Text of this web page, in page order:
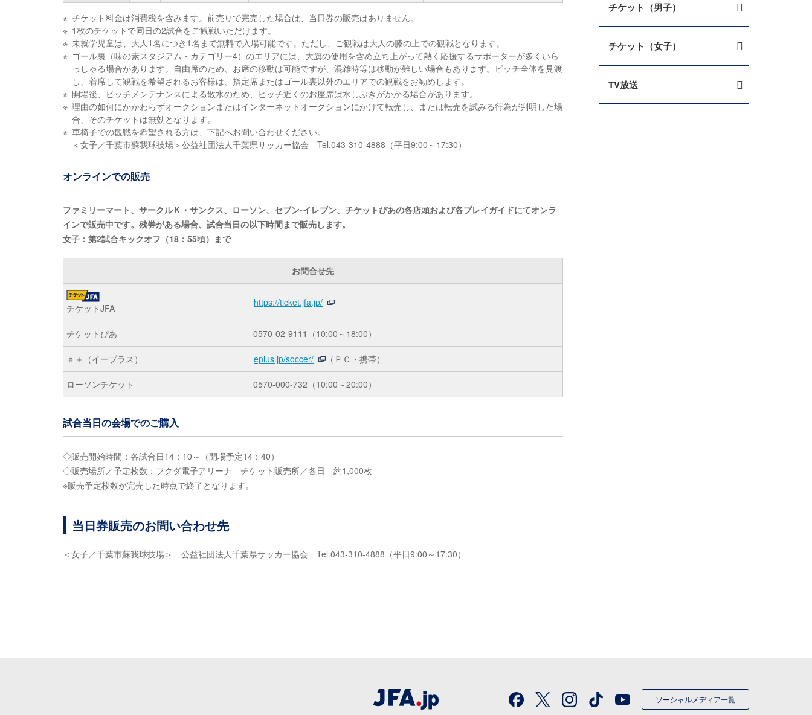
※ チケット料金は消費税を含みます。前売りで完売した場合は、当日券の販売はありません。
※ 1枚のチケットで同日の2試合をご観戦いただけます。
※ 未就学児童は、大人1名につき1名まで無料で入場可能です。ただし、ご観戦は大人の膝の上での観戦となります。
※ ゴール裏（味の素スタジアム・カテゴリー4）のエリアには、大旗の使用を含め立ち上がって熱く応援するサポーターが多くいら
っしゃる場合があります。自由席のため、お席の移動は可能ですが、混雑時等は移動が難しい場合もあります。ピッチ全体を見渡
し、着席して観戦を希望されるお客様は、指定席またはゴール裏以外のエリアでの観戦をお勧めします。
※ 開場後、ピッチメンテナンスによる散水のため、ピッチ近くのお座席は水しぶきがかかる場合があります。
※ 理由の如何にかかわらずオークションまたはインターネットオークションにかけて転売し、または転売を試みる行為が判明した場
合、そのチケットは無効となります。
※ 車椅子での観戦を希望される方は、下記へお問い合わせください。
＜女子／千葉市蘇我球技場＞公益社団法人千葉県サッカー協会 Tel.043-310-4888（平日9:00～17:30）
オンラインでの販売
ファミリーマート、サークルＫ・サンクス、ローソン、セブン-イレブン、チケットぴあの各店頭および各プレイガイドにてオンラ
インで販売中です。残券がある場合、試合当日の以下時間まで販売します。
女子：第2試合キックオフ（18：55頃）まで
お問合せ先
チケットJFA https://ticket.jfa.jp/
チケットぴあ 0570-02-9111（10:00～18:00）
ｅ＋（イープラス） eplus.jp/soccer/ （ＰＣ・携帯）
ローソンチケット 0570-000-732（10:00～20:00）
試合当日の会場でのご購入
◇販売開始時間：各試合日14：10～（開場予定14：40）
◇販売場所／予定枚数：フクダ電子アリーナ チケット販売所／各日 約1,000枚
※販売予定枚数が完売した時点で終了となります。
当日券販売のお問い合わせ先
＜女子／千葉市蘇我球技場＞ 公益社団法人千葉県サッカー協会 Tel.043-310-4888（平日9:00～17:30）
チケット（男子）
チケット（女子）
TV放送
ソーシャルメディア一覧